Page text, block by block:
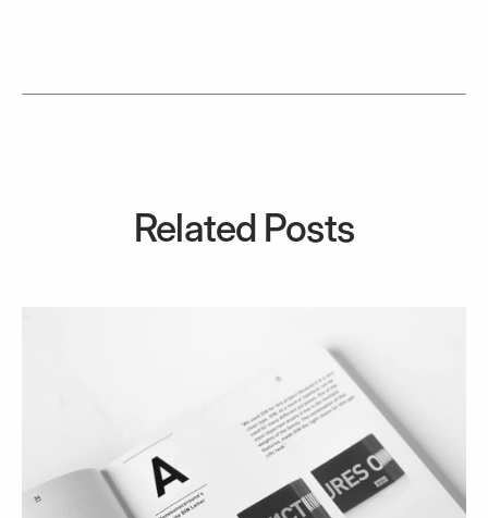
Related Posts